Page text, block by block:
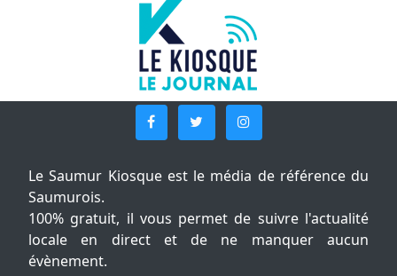
Le Saumur Kiosque est le média de référence du
Saumurois.
100% gratuit, il vous permet de suivre l'actualité
locale en direct et de ne manquer aucun
évènement.